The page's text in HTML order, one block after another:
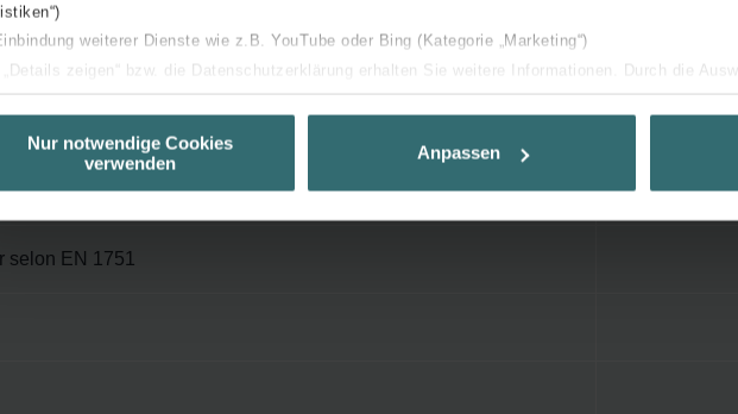
weiterer Dienste wie z.B. YouTube oder Bing (Kategorie „Marketing“)
„Details zeigen“ bzw. die Datenschutzerklärung erhalten Sie weitere Informationen. Durch die
Website verwenden, um Ihnen die bestmögliche Nutzererfahrung zu ermöglichen und Ihnen
auf Ihren Interessen zur Verfügung zu stellen. Alle Einwilligungen können Sie
widerrufen.
der Zehnder Group
Nur notwendige Cookies
verwenden
Anpassen
selon EN 1751